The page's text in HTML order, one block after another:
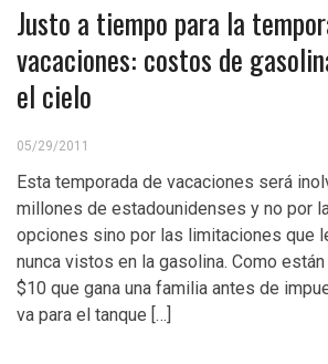
Justo a tiempo para la
vacaciones: costos de
el cielo
05/29/2011
Esta temporada de vacaciones será
millones de estadounidenses y no por
opciones sino por las limitaciones que
nunca vistos en la gasolina. Como
$10 que gana una familia antes de
va para el tanque […]